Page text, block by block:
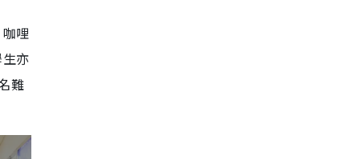
哩
亦
難